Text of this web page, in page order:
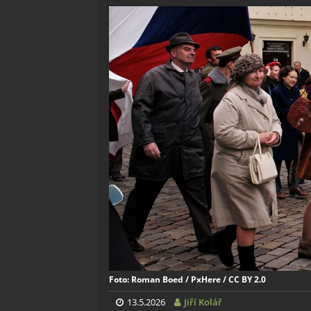
Foto: Roman Boed / PxHere / CC BY 2.0
13.5.2026 Jiří Kolář